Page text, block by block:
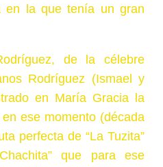
en la que tenía un gran
de la célebre
Rodríguez (Ismael y
en María Gracia la
ese momento (década
perfecta de “La Tuzita”
que para ese